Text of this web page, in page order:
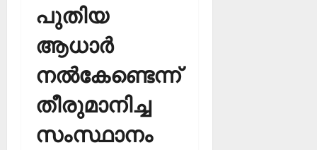
പുതിയ
ആധാര്‍
നല്‍കേണ്ടെന്ന്
തീരുമാനിച്ച
സംസ്ഥാനം